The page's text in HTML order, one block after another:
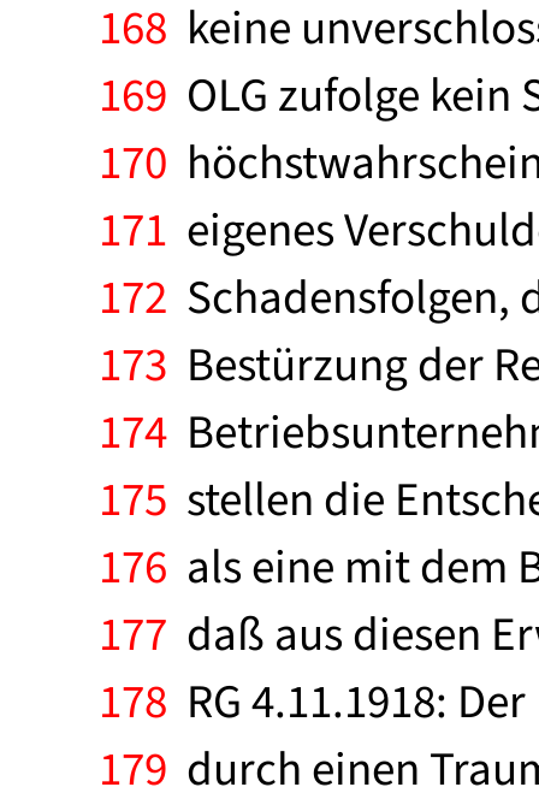
168 keine
169 OLG zufolge
170
171 eigenes
172 Schadensfolgen,
173 Bestürzung der
174
175 stellen die
176 als eine mit dem
177 daß aus diesen
178 RG 4.11.1918:
179 durch einen